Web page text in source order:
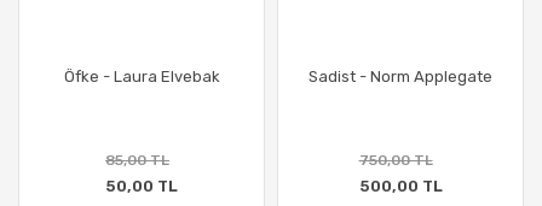
Öfke - Laura Elvebak
85,00 TL
50,00 TL
Sadist - Norm Applegate
750,00 TL
500,00 TL